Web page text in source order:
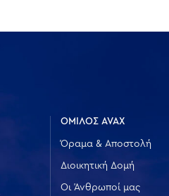
ΟΜΙΛΟΣ AVAX
Όραμα & Αποστολή
Διοικητική Δομή
Οι Άνθρωποί μας